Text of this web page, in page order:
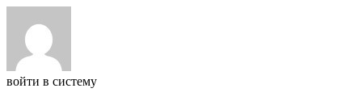
войти в систему